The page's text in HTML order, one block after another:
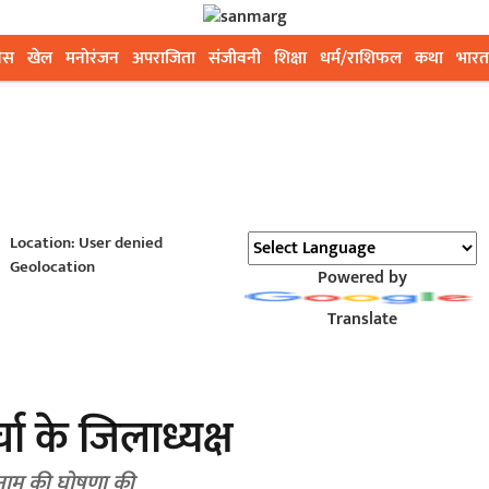
खेल मनोरंजन अपराजिता संजीवनी शिक्षा धर्म/राशिफल कथा भारत
Location: User denied
Geolocation
Powered by
Translate
के जिलाध्यक्ष